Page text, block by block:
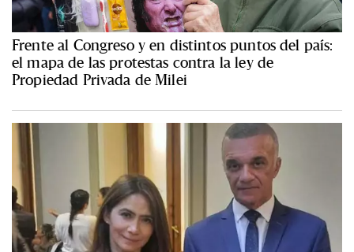
Frente al Congreso y en distintos puntos del país:
el mapa de las protestas contra la ley de
Propiedad Privada de Milei